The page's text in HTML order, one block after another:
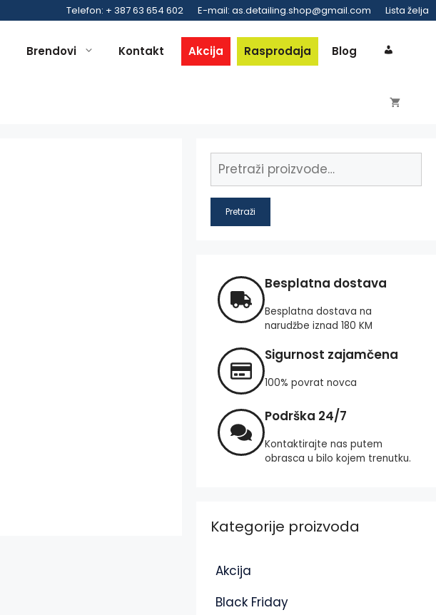
Telefon: + 387 63 654 602 E-mail: as.detailing.shop@gmail.com Lista želja
Brendovi Kontakt Akcija Rasprodaja Blog
Pretraži
Besplatna dostava
Besplatna dostava na
narudžbe iznad 180 KM
Sigurnost zajamčena
100% povrat novca
Podrška 24/7
Kontaktirajte nas putem
obrasca u bilo kojem trenutku.
Kategorije proizvoda
Akcija
Black Friday